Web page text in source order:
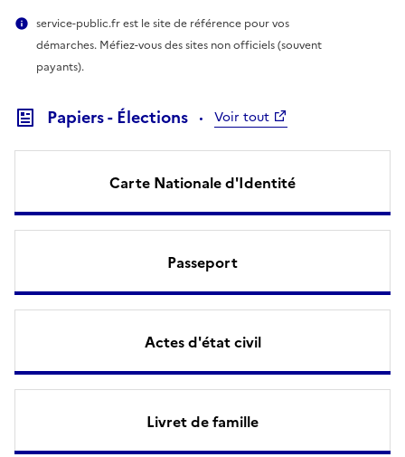
service-public.fr est le site de référence pour vos
démarches. Méfiez-vous des sites non officiels (souvent
payants).
Papiers - Élections Voir tout
Carte Nationale d'Identité
Passeport
Actes d'état civil
Livret de famille